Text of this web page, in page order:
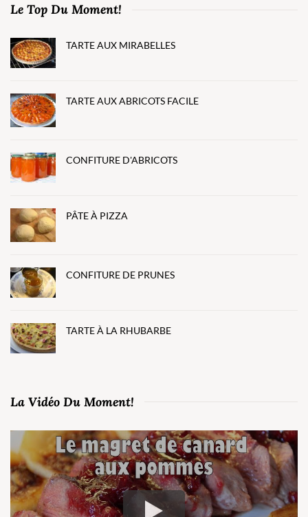
Le Top Du Moment!
TARTE AUX MIRABELLES
TARTE AUX ABRICOTS FACILE
CONFITURE D'ABRICOTS
PÂTE À PIZZA
CONFITURE DE PRUNES
TARTE À LA RHUBARBE
La Vidéo Du Moment!